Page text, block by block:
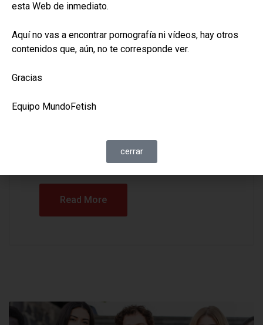
OPINIONES
Movimientos contra la
El reconocimiento de las identidades de
significativa en sectores políticos y sociales
Read More
esta Web de inmediato.
Aquí no vas a encontrar pornografía ni vídeos, hay otros
contenidos que, aún, no te corresponde ver.
Gracias
Equipo MundoFetish
cerrar